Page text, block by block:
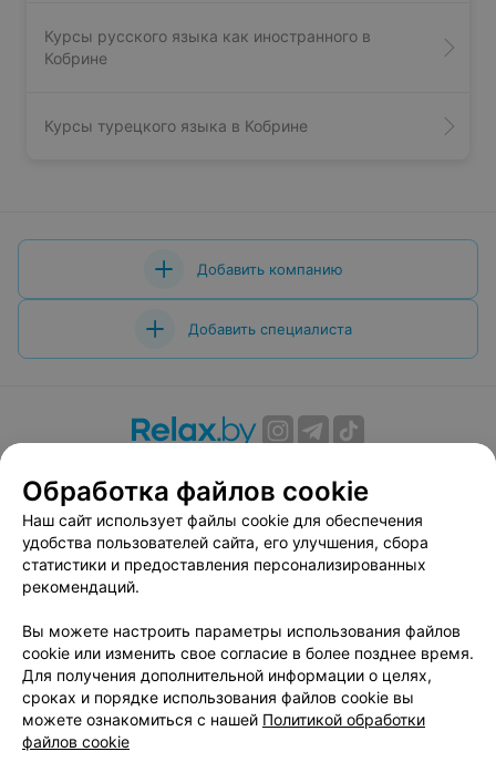
Курсы русского языка как иностранного в
Кобрине
Курсы турецкого языка в Кобрине
Добавить компанию
Добавить специалиста
Вакансии
Публичный договор
Способы оплаты
Публичный договор по использованию сервиса
«Афиша»
Пользовательское соглашение
Связаться по вопросам сотрудничества
Написать руководителю relax.by
Персональные настройки cookie
Обработка персональных данных
Обработка файлов cookie
Наш сайт использует файлы cookie для обеспечения
удобства пользователей сайта, его улучшения, сбора
статистики и предоставления персонализированных
рекомендаций.
Вы можете настроить параметры использования файлов
cookie или изменить свое согласие в более позднее время.
Для получения дополнительной информации о целях,
сроках и порядке использования файлов cookie вы
можете ознакомиться с нашей Политикой обработки
файлов cookie